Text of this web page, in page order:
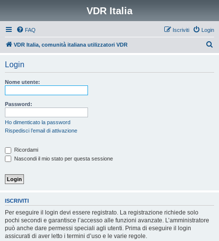
VDR Italia
FAQ Login
Iscriviti
VDR Italia, comunità italiana utilizzatori VDR
Login
Nome utente:
Password:
Ho dimenticato la password
Rispedisci l’email di attivazione
Ricordami
Nascondi il mio stato per questa sessione
ISCRIVITI
Per eseguire il login devi essere registrato. La registrazione richiede solo
pochi secondi e garantisce l’accesso alle funzioni avanzate. L’amministratore
può anche dare permessi speciali agli utenti. Prima di eseguire il login
assicurati di aver letto i termini d’uso e le varie regole.